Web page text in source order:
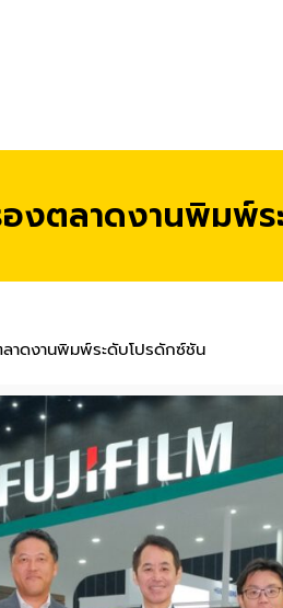
งตลาดงานพิมพ์
าดงานพิมพ์ระดับโปรดักซ์ชัน